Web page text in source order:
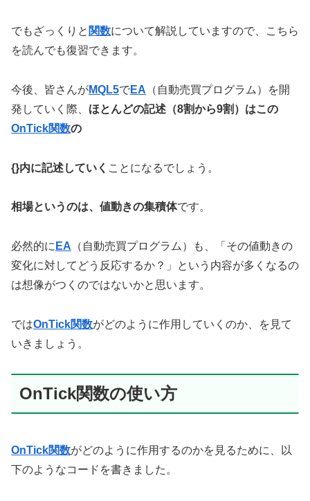
でもざっくりと 関数について解説していますので、こちら
を読んでも復習できます。
今後、皆さんがMQL5でEA （自動売買プログラム）を開
発していく際、 ほとんどの記述（8割から9割）はこの
OnTick関数の
{}内に記述していく ことになるでしょう。
相場というのは、値動きの集積体です。
必然的に EA （自動売買プログラム）も、「その値動きの
変化に対してどう反応するか？」という内容が多くなるの
は想像がつくのではないかと思います。
ではOnTick関数がどのように作用していくのか、を見て
いきましょう。
OnTick関数の使い方
OnTick関数がどのように作用するのかを見るために、以
下のようなコードを書きました。